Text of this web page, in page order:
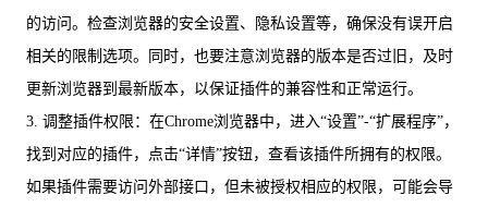
的访问。检查浏览器的安全设置、隐私设置等，确保没有误开启
相关的限制选项。同时，也要注意浏览器的版本是否过旧，及时
更新浏览器到最新版本，以保证插件的兼容性和正常运行。
3. 调整插件权限：在Chrome浏览器中，进入“设置”-“扩展程序”，
找到对应的插件，点击“详情”按钮，查看该插件所拥有的权限。
如果插件需要访问外部接口，但未被授权相应的权限，可能会导